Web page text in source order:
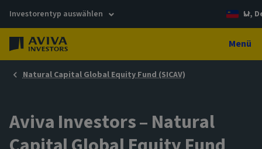
Investorentyp auswählen LI,
Menü
Natural Capital Global Equity Fund (SICAV)
Aviva Investors – Natural